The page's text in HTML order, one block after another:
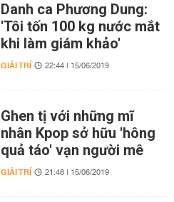
Danh ca Phương Dung:
'Tôi tốn 100 kg nước mắt
khi làm giám khảo'
GIẢI TRÍ 22:44 | 15/06/2019
Ghen tị với những mĩ
nhân Kpop sở hữu 'hông
quả táo' vạn người mê
GIẢI TRÍ 21:48 | 15/06/2019